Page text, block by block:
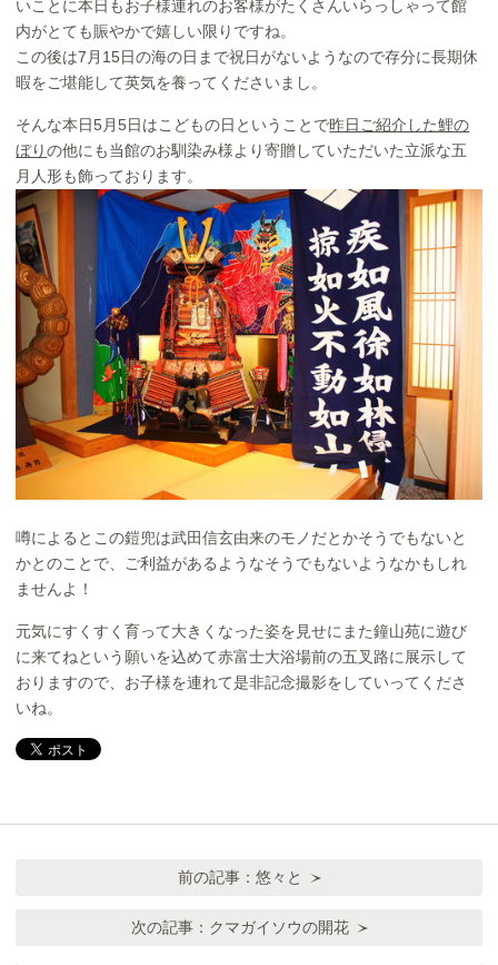
いことに本日もお子様連れのお客様がたくさんいらっしゃって館
内がとても賑やかで嬉しい限りですね。
この後は7月15日の海の日まで祝日がないようなので存分に長期休
暇をご堪能して英気を養ってくださいまし。
そんな本日5月5日はこどもの日ということで昨日ご紹介した鯉の
ぼりの他にも当館のお馴染み様より寄贈していただいた立派な五
月人形も飾っております。
噂によるとこの鎧兜は武田信玄由来のモノだとかそうでもないと
かとのことで、ご利益があるようなそうでもないようなかもしれ
ませんよ！
元気にすくすく育って大きくなった姿を見せにまた鐘山苑に遊び
に来てねという願いを込めて赤富士大浴場前の五叉路に展示して
おりますので、お子様を連れて是非記念撮影をしていってくださ
いね。
前の記事： 悠々と
次の記事： クマガイソウの開花